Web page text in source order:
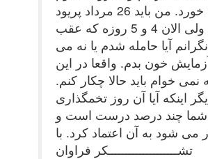
از جاش تکون خورد. من باید 26 مرداد پریود
می شدم ولی الان 4 و 5 روزه که عقب
نگرانم آیا حامله شدم یا نه می
خون بدم. واقعا در این
خوام باید حالا چکار کنم.
اینکه آیا آن روز تخمگذاری
چند درصد درست است و
می شود به آن اعتماد کرد. با
تشــــــــــــــــــــکر فراوان